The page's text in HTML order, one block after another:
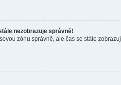
nezobrazuje správně!
zónu správně, ale čas se stále